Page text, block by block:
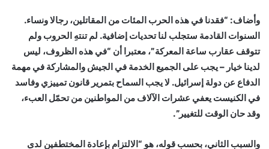
وأضاف: “فقدنا في هذه الحرب المئات من المقاتلين، رجالا ونساء.
السنوات القادمة ستجلب لنا تحديات إضافية. لم تنتهِ الحروب ولم
تتوقف عقارب ساعة المعركة”، معتبرا أن “في هذه الظروف، ليس
لدينا خيار – يجب على الجميع الخدمة في الجيش والمشاركة في مهمة
الدفاع عن دولة إسرائيل. لا يجب السماح بتمرير قانون تمييزي وفاسد
في الكنيست يعفي عشرات الآلاف من المواطنين من تحمّل العبء،
وقد حان الوقت للتغيير”.
والسبب الثاني، بحسب قوله، هو “الالتزام بإعادة المختطفين لدى